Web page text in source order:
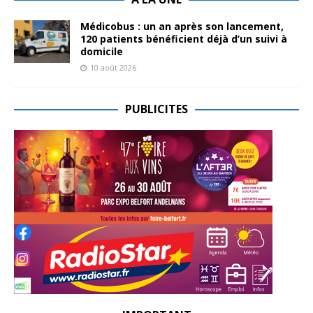
Médicobus : un an après son lancement,
120 patients bénéficient déjà d’un suivi à
domicile
10 août 2026
PUBLICITES